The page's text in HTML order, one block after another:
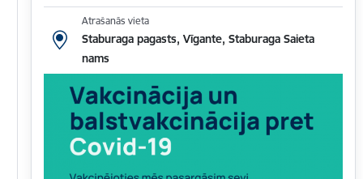
Atrašanās vieta
Staburaga pagasts, Vīgante, Staburaga Saieta
nams